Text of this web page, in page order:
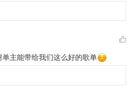
单主能带给我们这么好的歌单